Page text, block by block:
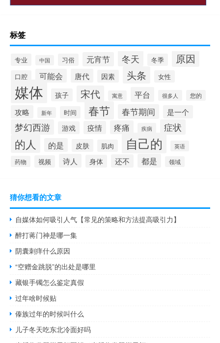
标签
专业 中国 习俗 元宵节 冬天 冬季 原因
口腔 可能会 唐代 因素 头条 女性
媒体 孩子 宋代 寓意 平台 很多人 您的
攻略 新年 时间 春节 春节期间 是一个
梦幻西游 游戏 疫情 疼痛 疾病 症状
的人 的是 皮肤 肌肉 自己的 英语
药物 视频 诗人 身体 还不 都是 领域
猜你想看的文章
自媒体如何吸引人气【常见的策略和方法提高吸引力】
醉打蒋门神是哪一集
阴囊刺痒什么原因
“空赠金跳脱”的出处是哪里
藏银手镯怎么鉴定真假
过年啥时候贴
傣族过年的时候叫什么
儿子冬天吃东北冷面好吗